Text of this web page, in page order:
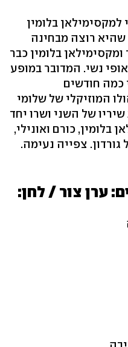
בלומין
רוצה מבחינה
בלומין כבר
נשי. המדובר במופע
כמה חודשים
המוזיקלי של שלומי
של השני ושרו יחד
כורם ואונילי,
צפייה נעימה.
ערן צור / לחן: